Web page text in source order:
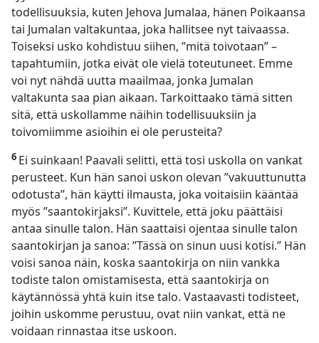
todellisuuksia, kuten Jehova Jumalaa, hänen Poikaansa
tai Jumalan valtakuntaa, joka hallitsee nyt taivaassa.
Toiseksi usko kohdistuu siihen, ”mitä toivotaan” –
tapahtumiin, jotka eivät ole vielä toteutuneet. Emme
voi nyt nähdä uutta maailmaa, jonka Jumalan
valtakunta saa pian aikaan. Tarkoittaako tämä sitten
sitä, että uskollamme näihin todellisuuksiin ja
toivomiimme asioihin ei ole perusteita?
6 Ei suinkaan! Paavali selitti, että tosi uskolla on vankat
perusteet. Kun hän sanoi uskon olevan ”vakuuttunutta
odotusta”, hän käytti ilmausta, joka voitaisiin kääntää
myös ”saantokirjaksi”. Kuvittele, että joku päättäisi
antaa sinulle talon. Hän saattaisi ojentaa sinulle talon
saantokirjan ja sanoa: ”Tässä on sinun uusi kotisi.” Hän
voisi sanoa näin, koska saantokirja on niin vankka
todiste talon omistamisesta, että saantokirja on
käytännössä yhtä kuin itse talo. Vastaavasti todisteet,
joihin uskomme perustuu, ovat niin vankat, että ne
voidaan rinnastaa itse uskoon.